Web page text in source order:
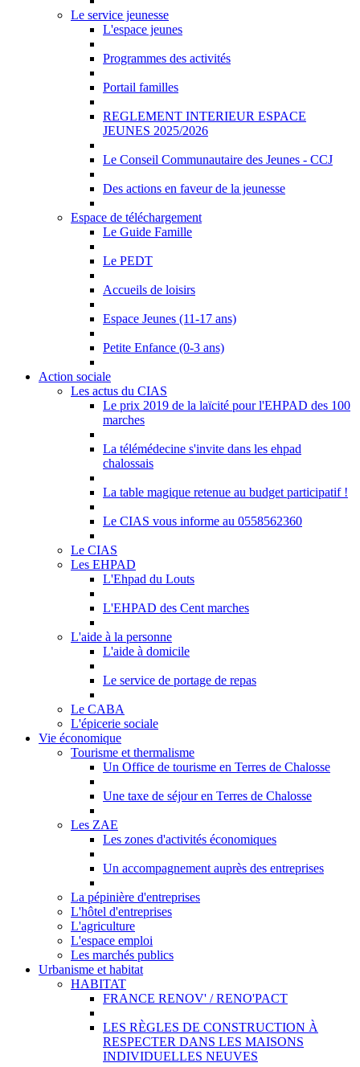
Le service jeunesse
L'espace jeunes
Programmes des activités
Portail familles
REGLEMENT INTERIEUR ESPACE
JEUNES 2025/2026
Le Conseil Communautaire des Jeunes - CCJ
Des actions en faveur de la jeunesse
Espace de téléchargement
Le Guide Famille
Le PEDT
Accueils de loisirs
Espace Jeunes (11-17 ans)
Petite Enfance (0-3 ans)
Action sociale
Les actus du CIAS
Le prix 2019 de la laïcité pour l'EHPAD des 100
marches
La télémédecine s'invite dans les ehpad
chalossais
La table magique retenue au budget participatif !
Le CIAS vous informe au 0558562360
Le CIAS
Les EHPAD
L'Ehpad du Louts
L'EHPAD des Cent marches
L'aide à la personne
L'aide à domicile
Le service de portage de repas
Le CABA
L'épicerie sociale
Vie économique
Tourisme et thermalisme
Un Office de tourisme en Terres de Chalosse
Une taxe de séjour en Terres de Chalosse
Les ZAE
Les zones d'activités économiques
Un accompagnement auprès des entreprises
La pépinière d'entreprises
L'hôtel d'entreprises
L'agriculture
L'espace emploi
Les marchés publics
Urbanisme et habitat
HABITAT
FRANCE RENOV' / RENO'PACT
LES RÈGLES DE CONSTRUCTION À
RESPECTER DANS LES MAISONS
INDIVIDUELLES NEUVES